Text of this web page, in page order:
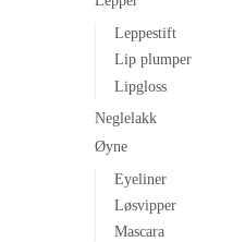
Leppestift
Lip plumper
Lipgloss
Neglelakk
Øyne
Eyeliner
Løsvipper
Mascara